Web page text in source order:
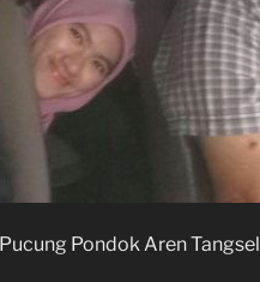
Pondok Aren Tangsel